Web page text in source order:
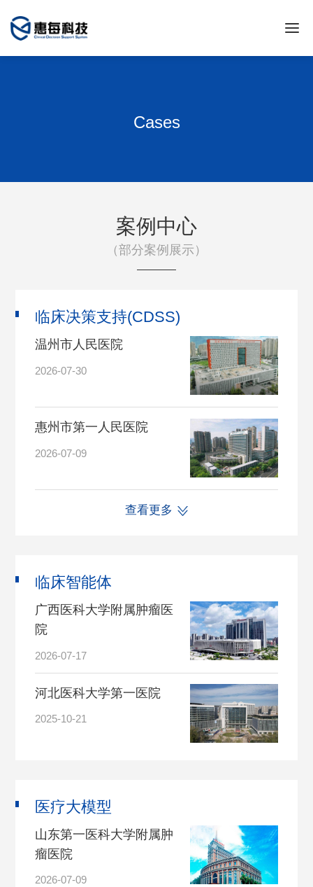
Cases
案例中心
（部分案例展示）
临床决策支持(CDSS)
温州市人民医院
2026-07-30
惠州市第一人民医院
2026-07-09
查看更多
临床智能体
广西医科大学附属肿瘤医
院
2026-07-17
河北医科大学第一医院
2025-10-21
医疗大模型
山东第一医科大学附属肿
瘤医院
2026-07-09